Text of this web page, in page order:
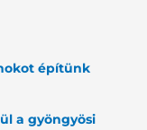
építünk
a gyöngyösi